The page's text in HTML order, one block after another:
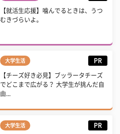
【就活生応援】噛んでるときは、うつ
むきづらいよ。
大学生活 PR
【チーズ好き必見】ブッラータチーズ
でどこまで広がる？ 大学生が挑んだ自
由...
大学生活 PR